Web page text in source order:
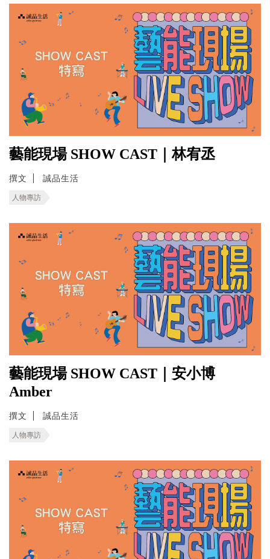
藝能現場 SHOW CAST｜林宥丞
撰文 誠品生活
人物專訪
藝能現場 SHOW CAST｜安小博
Amber
撰文 誠品生活
人物專訪